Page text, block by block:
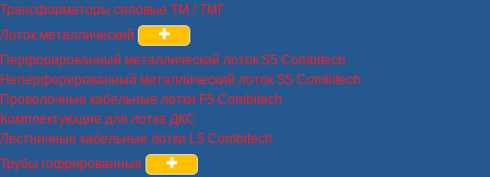
Трансформаторы силовые ТМ / ТМГ
Лоток металлический
Перфорированный металлический лоток S5 Combitech
Неперфорированный металлический лоток S5 Combitech
Проволочные кабельные лотки F5 Combitech
Комплектующие для лотка ДКС
Лестничные кабельные лотки L5 Combitech
Трубы гофрированные